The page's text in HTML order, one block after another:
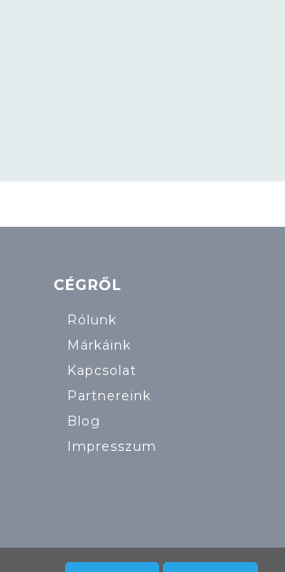
CÉGRŐL
Rólunk
Márkáink
Kapcsolat
Partnereink
Blog
Impresszum